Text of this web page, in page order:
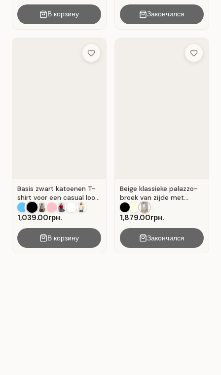
В корзину Закончился
Add to Wish List
Basis zwart katoenen T-
shirt voor een casual look.
Zwart.
1,039.00грн.
В корзину
Add to
Beige klassieke palazzo-
broek van zijde met
plooien . Beige .
1,879.00грн.
Закончился